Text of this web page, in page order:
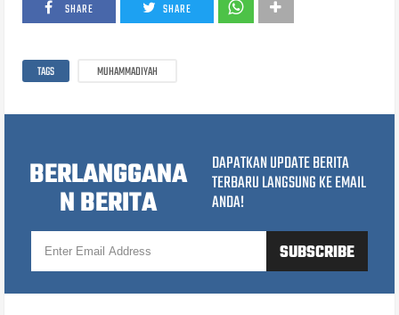
SHARE SHARE
TAGS MUHAMMADIYAH
BERLANGGANA
N BERITA
DAPATKAN UPDATE BERITA
TERBARU LANGSUNG KE EMAIL
ANDA!